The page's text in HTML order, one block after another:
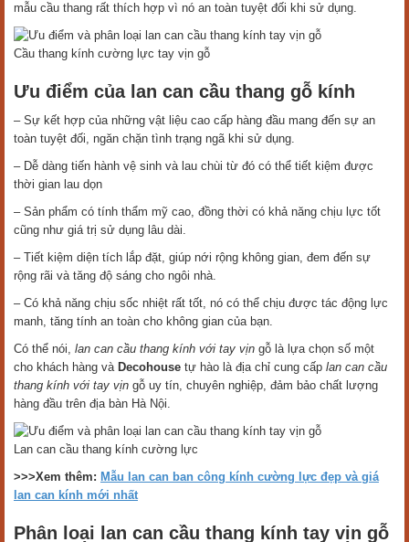
mẫu cầu thang rất thích hợp vì nó an toàn tuyệt đối khi sử dụng.
Cầu thang kính cường lực tay vịn gỗ
Ưu điểm của lan can cầu thang gỗ kính
– Sự kết hợp của những vật liệu cao cấp hàng đầu mang đến sự an
toàn tuyệt đối, ngăn chặn tình trạng ngã khi sử dụng.
– Dễ dàng tiến hành vệ sinh và lau chùi từ đó có thể tiết kiệm được
thời gian lau dọn
– Sản phẩm có tính thẩm mỹ cao, đồng thời có khả năng chịu lực tốt
cũng như giá trị sử dụng lâu dài.
– Tiết kiệm diện tích lắp đặt, giúp nới rộng không gian, đem đến sự
rộng rãi và tăng độ sáng cho ngôi nhà.
– Có khả năng chịu sốc nhiệt rất tốt, nó có thể chịu được tác động lực
manh, tăng tính an toàn cho không gian của bạn.
Có thể nói, lan can cầu thang kính với tay vịn gỗ là lựa chọn số một
cho khách hàng và Decohouse tự hào là địa chỉ cung cấp lan can cầu
thang kính với tay vịn gỗ uy tín, chuyên nghiệp, đảm bảo chất lượng
hàng đầu trên địa bàn Hà Nội.
Lan can cầu thang kính cường lực
>>>Xem thêm: Mẫu lan can ban công kính cường lực đẹp và giá
lan can kính mới nhất
Phân loại lan can cầu thang kính tay vịn gỗ